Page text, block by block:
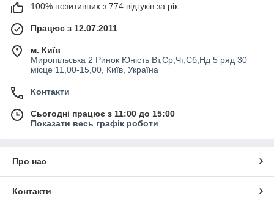
100% позитивних з 774 відгуків за рік
Працює з 12.07.2011
м. Київ
Миропільська 2 Ринок Юність Вт,Ср,Чт,Сб,Нд 5 ряд 30
місце 11,00-15,00, Київ, Україна
Контакти
Сьогодні працює з 11:00 до 15:00
Показати весь графік роботи
Про нас
Контакти